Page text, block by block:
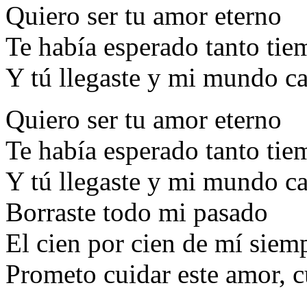
Quiero ser tu amor eterno
Te había esperado tanto
Y tú llegaste y mi mundo
Quiero ser tu amor eterno
Te había esperado tanto
Y tú llegaste y mi mundo
Borraste todo mi pasado
El cien por cien de mí
Prometo cuidar este amor,